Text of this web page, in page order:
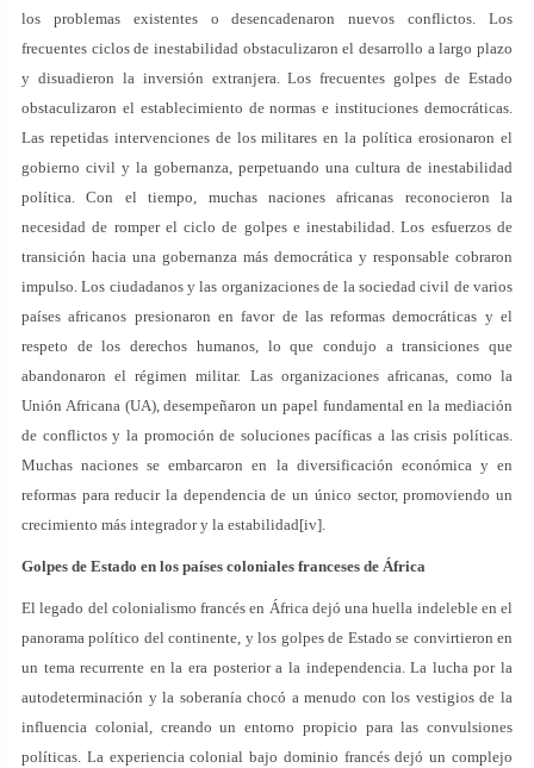
los problemas existentes o desencadenaron nuevos conflictos. Los
frecuentes ciclos de inestabilidad obstaculizaron el desarrollo a largo plazo
y disuadieron la inversión extranjera. Los frecuentes golpes de Estado
obstaculizaron el establecimiento de normas e instituciones democráticas.
Las repetidas intervenciones de los militares en la política erosionaron el
gobierno civil y la gobernanza, perpetuando una cultura de inestabilidad
política. Con el tiempo, muchas naciones africanas reconocieron la
necesidad de romper el ciclo de golpes e inestabilidad. Los esfuerzos de
transición hacia una gobernanza más democrática y responsable cobraron
impulso. Los ciudadanos y las organizaciones de la sociedad civil de varios
países africanos presionaron en favor de las reformas democráticas y el
respeto de los derechos humanos, lo que condujo a transiciones que
abandonaron el régimen militar. Las organizaciones africanas, como la
Unión Africana (UA), desempeñaron un papel fundamental en la mediación
de conflictos y la promoción de soluciones pacíficas a las crisis políticas.
Muchas naciones se embarcaron en la diversificación económica y en
reformas para reducir la dependencia de un único sector, promoviendo un
crecimiento más integrador y la estabilidad[iv].
Golpes de Estado en los países coloniales franceses de África
El legado del colonialismo francés en África dejó una huella indeleble en el
panorama político del continente, y los golpes de Estado se convirtieron en
un tema recurrente en la era posterior a la independencia. La lucha por la
autodeterminación y la soberanía chocó a menudo con los vestigios de la
influencia colonial, creando un entorno propicio para las convulsiones
políticas. La experiencia colonial bajo dominio francés dejó un complejo